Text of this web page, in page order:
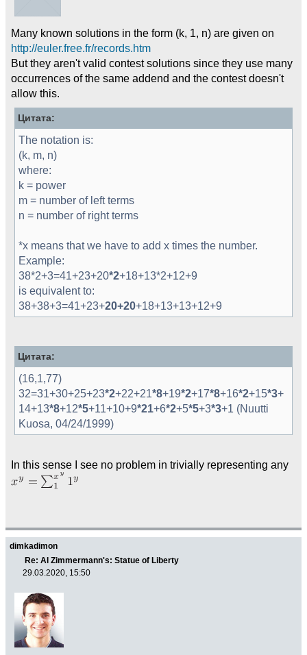
Many known solutions in the form (k, 1, n) are given on
http://euler.free.fr/records.htm
But they aren't valid contest solutions since they use many
occurrences of the same addend and the contest doesn't
allow this.
Цитата:
The notation is:
(k, m, n)
where:
k = power
m = number of left terms
n = number of right terms
*x means that we have to add x times the number.
Example:
38*2+3=41+23+20*2+18+13*2+12+9
is equivalent to:
38+38+3=41+23+20+20+18+13+13+12+9
Цитата:
(16,1,77)
32=31+30+25+23*2+22+21*8+19*2+17*8+16*2+15*3+
14+13*8+12*5+11+10+9*21+6*2+5*5+3*3+1 (Nuutti
Kuosa, 04/24/1999)
In this sense I see no problem in trivially representing any
dimkadimon
Re: Al Zimmermann's: Statue of Liberty
29.03.2020, 15:50